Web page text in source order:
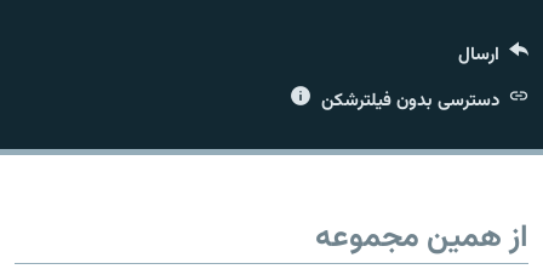
زبان‌های دیگر
ارسال
دسترسی بدون فیلترشکن
از همین مجموعه